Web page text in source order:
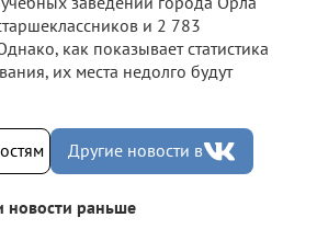
и 2 783
как показывает статистика
их места недолго будут
Другие новости в
новости раньше